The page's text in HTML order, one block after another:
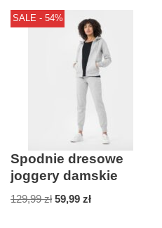
SALE - 54%
Spodnie dresowe
joggery damskie
129,99zł 59,99 zł